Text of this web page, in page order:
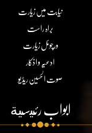
نیابت میں زیارت
براہ راست
ورچوئل زیارت
ادعیہ و اذکار
صوت الحسین ریڈیو
ابواب رئيسية